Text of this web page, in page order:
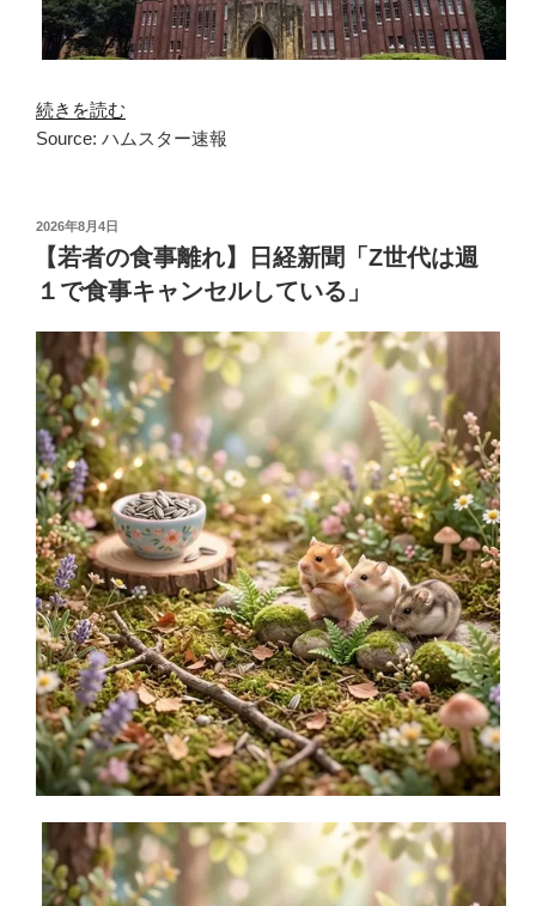
続きを読む
Source: ハムスター速報
投
日:
2026年8月4日
【若者の食事離れ】日経新聞「Z世代は週
１で食事キャンセルしている」